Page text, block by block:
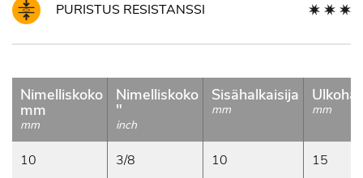
PURISTUS RESISTANSSI
Nimelliskoko
mm
mm
Nimelliskoko
"
inch
Sisähalkaisija
mm mm
10 3/8 10 15